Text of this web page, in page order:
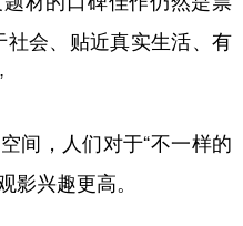
社会、贴近真实生活、有
间，人们对于“不一样的
影兴趣更高。